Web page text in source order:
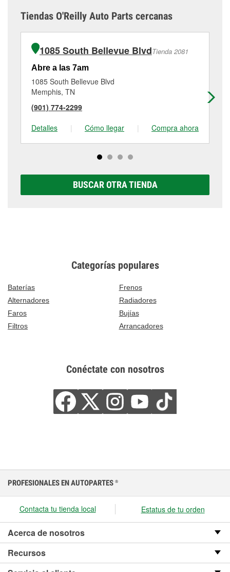
Tiendas O'Reilly Auto Parts cercanas
1085 South Bellevue BlvdTienda 2081
Abre a las 7am
1085 South Bellevue Blvd
Memphis, TN
(901) 774-2299
Detalles
| Cómo llegar | Compra ahora
BUSCAR OTRA TIENDA
Categorías populares
Baterías
Frenos
Alternadores
Radiadores
Faros
Bujías
Filtros
Arrancadores
Conéctate con nosotros
PROFESIONALES EN AUTOPARTES ®
Contacta tu tienda local Estatus de tu orden
Acerca de nosotros
Recursos